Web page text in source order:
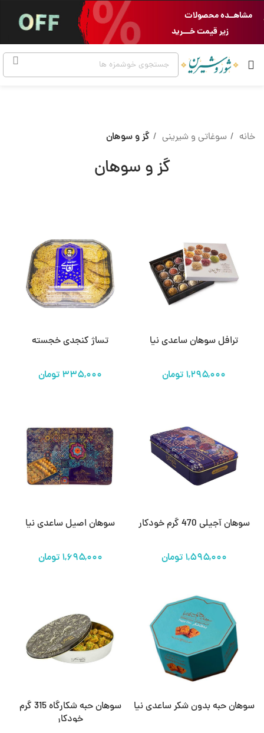
مشاهــده محصولات
زیر قیمت خـــرید
خانه سوغاتی و شیرینی گز و سوهان
گز و سوهان
ترافل سوهان ساعدی نیا
تومان
تساژ کنجدی خجسته
تومان
سوهان آجیلی 470 گرم خودکار
تومان
سوهان اصیل ساعدی نیا
تومان
سوهان حبه بدون شکر ساعدی نیا
سوهان حبه شکارگاه 315 گرم
خودکار